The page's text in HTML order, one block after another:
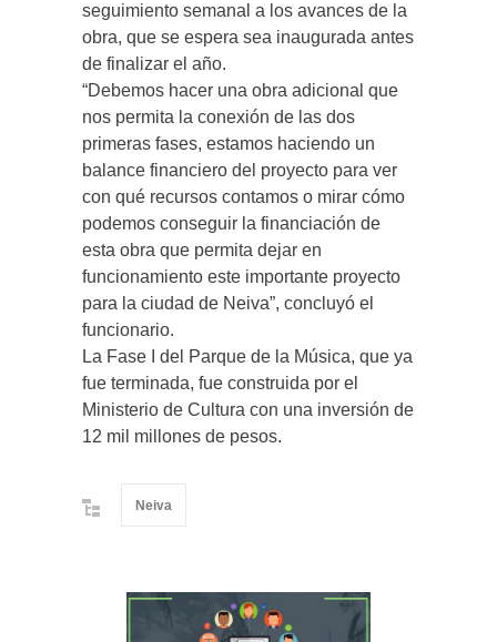
seguimiento semanal a los avances de la
obra, que se espera sea inaugurada antes
de finalizar el año.
“Debemos hacer una obra adicional que
nos permita la conexión de las dos
primeras fases, estamos haciendo un
balance financiero del proyecto para ver
con qué recursos contamos o mirar cómo
podemos conseguir la financiación de
esta obra que permita dejar en
funcionamiento este importante proyecto
para la ciudad de Neiva”, concluyó el
funcionario.
La Fase I del Parque de la Música, que ya
fue terminada, fue construida por el
Ministerio de Cultura con una inversión de
12 mil millones de pesos.
Neiva